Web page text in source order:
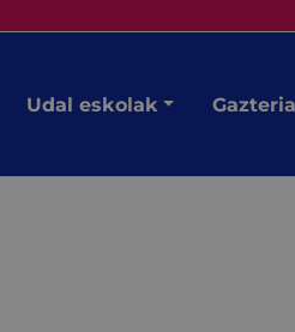
Udal eskolak Gazteria